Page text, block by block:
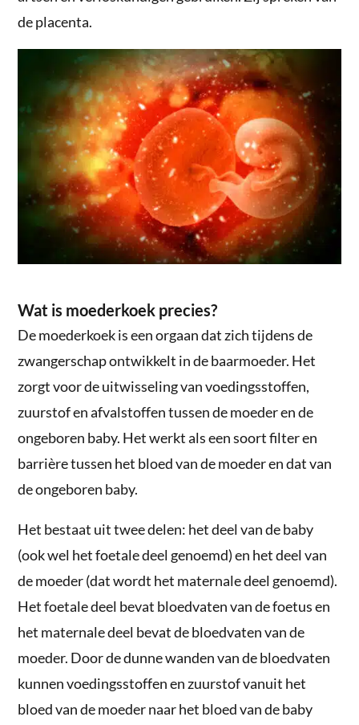
de placenta.
Wat is moederkoek precies?
De moederkoek is een orgaan dat zich tijdens de
zwangerschap ontwikkelt in de baarmoeder. Het
zorgt voor de uitwisseling van voedingsstoffen,
zuurstof en afvalstoffen tussen de moeder en de
ongeboren baby. Het werkt als een soort filter en
barrière tussen het bloed van de moeder en dat van
de ongeboren baby.
Het bestaat uit twee delen: het deel van de baby
(ook wel het foetale deel genoemd) en het deel van
de moeder (dat wordt het maternale deel genoemd).
Het foetale deel bevat bloedvaten van de foetus en
het maternale deel bevat de bloedvaten van de
moeder. Door de dunne wanden van de bloedvaten
kunnen voedingsstoffen en zuurstof vanuit het
bloed van de moeder naar het bloed van de baby